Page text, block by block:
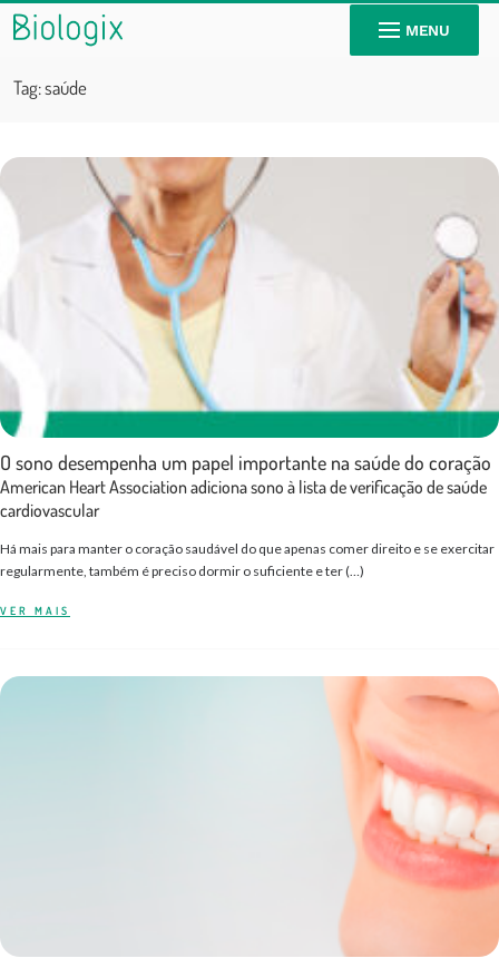
MENU
Tag:saúde
O sono desempenha um papel importante na saúde do coração
American Heart Association adiciona sono à lista de verificação de saúde
cardiovascular
Há mais para manter o coração saudável do que apenas comer direito e se exercitar
regularmente, também é preciso dormir o suficiente e ter (…)
VER MAIS